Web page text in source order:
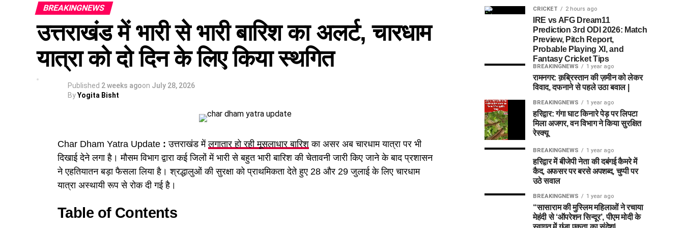
औद्योगिक नियमावली को मंजूरी, श्रमिक शिकायतों के त्वरित समाधान पर जोर।
छंटनी किए गए कर्मचारियों को दोबारा अवसर देने का प्रावधान।
वन विकास निगम की सेवा नियमावली में संशोधन, स्केलर पद के लिए 100 अंकों की परीक्षा होगी।
ईको टूरिज्म को बढ़ावा देने के लिए जड़ी-बूटियों से जुड़ी उच्चाधिकार प्राप्त समिति में संशोधन किया जा सकेगा।
एसपी सिटी अभय सिंह के मुताबिक,
की तैनाती भी की गई है। इसके बावजूद ये कांवड़िए निर्धारित घाट से अलग जाकर नहर में स्नान कर रहे थे। इसी दौरान
चारों गहरे पानी में डूब गए।
सुरक्षित घाटों पर ही स्नान करने की अपील
पुलिस ने शवों को कब्जे में लेकर पोस्टमार्टम की कार्रवाई शुरू कर दी है। प्रशासन की ओर से श्रद्धालुओं से अपील की जा
BREAKINGNEWS
उत्तराखंड में भारी से भारी बारिश का अलर्ट, चारधाम
यात्रा को दो दिन के लिए किया स्थगित
Published 2 weeks agoon July 28, 2026
ByYogita Bisht
Char Dham Yatra Update : उत्तराखंड मेंलगातार हो रही मूसलाधार बारिश का असर अब चारधाम यात्रा पर भी
दिखाई देने लगा है। मौसम विभाग द्वारा कई जिलों में भारी से बहुत भारी बारिश की चेतावनी जारी किए जाने के बाद प्रशासन
ने एहतियातन बड़ा फैसला लिया है। श्रद्धालुओं की सुरक्षा को प्राथमिकता देते हुए 28 और 29 जुलाई के लिए चारधाम
यात्रा अस्थायी रूप से रोक दी गई है।
Table of Contents
CRICKET 2 hours ago
IRE vs AFG Dream11
Prediction 3rd ODI 2026: Match
Preview, Pitch Report,
Probable Playing XI, and
Fantasy Cricket Tips
BREAKINGNEWS 1 year ago
रामनगर: क़ब्रिस्तान की ज़मीन को लेकर
विवाद, दफनाने से पहले उठा बवाल |
BREAKINGNEWS 1 year ago
हरिद्वार: गंगा घाट किनारे पेड़ पर लिपटा
मिला अजगर, वन विभाग ने किया सुरक्षित
रेस्क्यू
BREAKINGNEWS 1 year ago
हरिद्वार में बीजेपी नेता की दबंगई कैमरे में
कैद, अफसर पर बरसे अपशब्द, चुप्पी पर
उठे सवाल
BREAKINGNEWS 1 year ago
“सासाराम की मुस्लिम महिलाओं ने रचाया
मेहंदी से ‘ऑपरेशन सिन्दूर’, पीएम मोदी के